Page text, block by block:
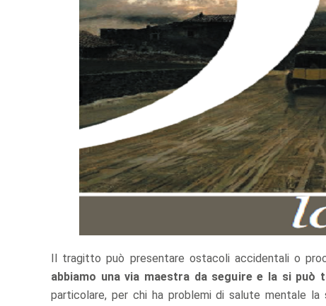
Il tragitto può presentare ostacoli accidentali o
abbiamo una via maestra da seguire e la si può
particolare, per chi ha problemi di salute mentale